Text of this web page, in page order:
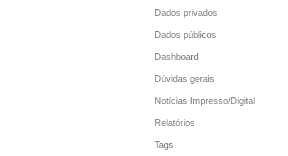
Dados privados
Dados públicos
Dashboard
Dúvidas gerais
Notícias Impresso/Digital
Relatórios
Tags